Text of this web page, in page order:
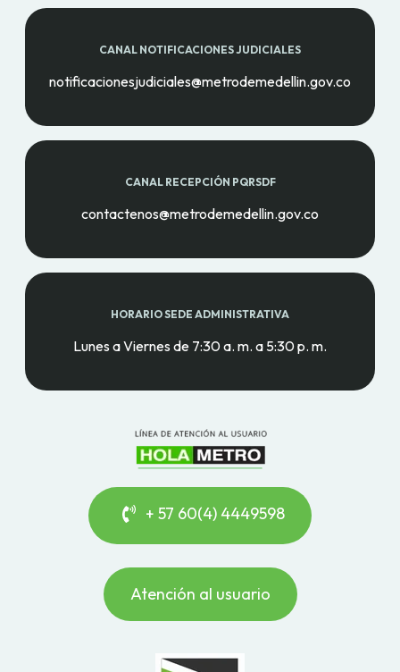
CANAL NOTIFICACIONES JUDICIALES
notificacionesjudiciales@metrodemedellin.gov.co
CANAL RECEPCIÓN PQRSDF
contactenos@metrodemedellin.gov.co
HORARIO SEDE ADMINISTRATIVA
Lunes a Viernes de 7:30 a. m. a 5:30 p. m.
+ 57 60(4) 4449598
Atención al usuario